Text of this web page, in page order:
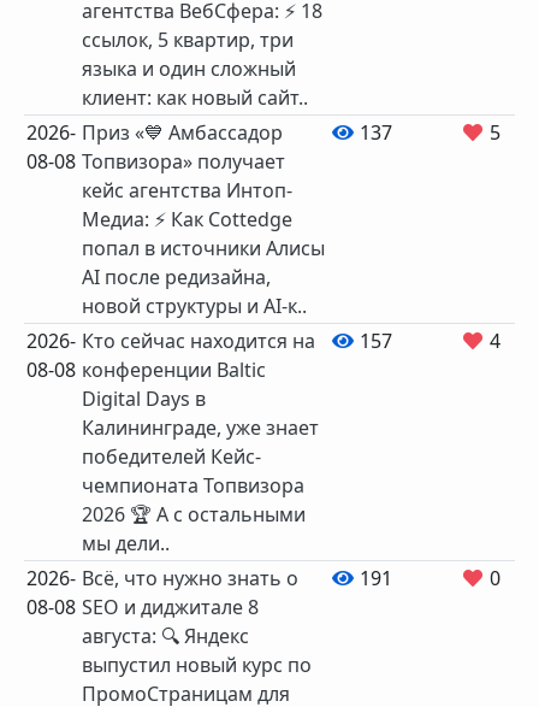
агентства ВебСфера: ⚡️ 18
ссылок, 5 квартир, три
языка и один сложный
клиент: как новый сайт..
2026-
08-08
Приз «💙 Амбассадор
Топвизора» получает
кейс агентства Интоп-
Медиа: ⚡️ Как Cottedge
попал в источники Алисы
AI после редизайна,
новой структуры и AI-к..
137 5
2026-
08-08
Кто сейчас находится на
конференции Baltic
Digital Days в
Калининграде, уже знает
победителей Кейс-
чемпионата Топвизора
2026 🏆 А с остальными
мы дели..
157 4
2026-
08-08
Всё, что нужно знать о
SEO и диджитале 8
августа: 🔍 Яндекс
выпустил новый курс по
ПромоСтраницам для
191 0